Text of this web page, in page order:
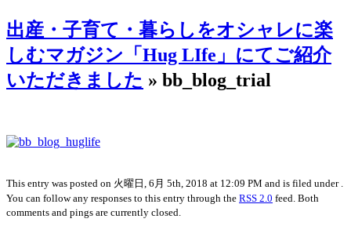
出産・子育て・暮らしをオシャレに楽
しむマガジン「Hug LIfe」にてご紹介
いただきました » bb_blog_trial
This entry was posted on 火曜日, 6月 5th, 2018 at 12:09 PM and is filed under .
You can follow any responses to this entry through the RSS 2.0 feed. Both
comments and pings are currently closed.